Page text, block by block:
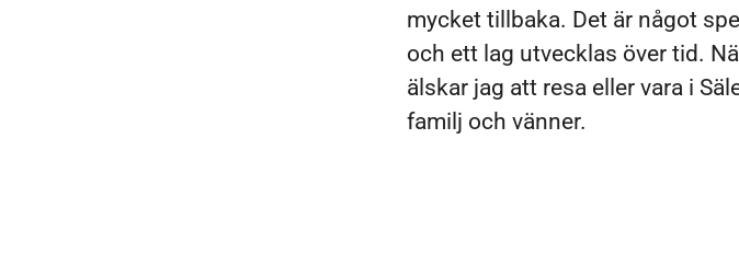
mycket tillbaka. Det är något
och ett lag utvecklas över tid.
älskar jag att resa eller vara i
familj och vänner.